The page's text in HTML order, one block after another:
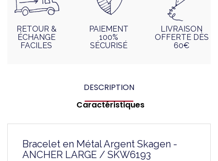
RETOUR &
ÉCHANGE
FACILES
PAIEMENT
100%
SÉCURISÉ
LIVRAISON
OFFERTE DÈS
60€
DESCRIPTION
Caractéristiques
Bracelet en Métal Argent Skagen -
ANCHER LARGE / SKW6193